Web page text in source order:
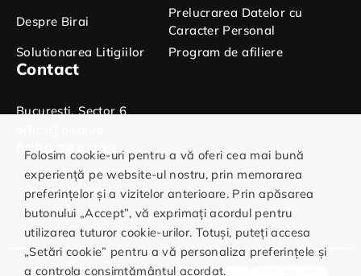
Despre Birai
Prelucrarea Datelor cu
Caracter Personal
Solutionarea Litigiilor
Program de afiliere
Contact
Bucuresti, Sector 6
0730.799.098
© Birai. Toate
Folosim cookie-uri pentru a vă oferi cea mai bună
experiență pe website-ul nostru, prin memorarea
preferințelor și a vizitelor anterioare. Prin apăsarea
butonului „Accept”, vă exprimați acordul pentru
utilizarea tuturor cookie-urilor. Totuși, puteți accesa
„Setări cookie” pentru a vă personaliza preferințele și
a controla consimțământul acordat.